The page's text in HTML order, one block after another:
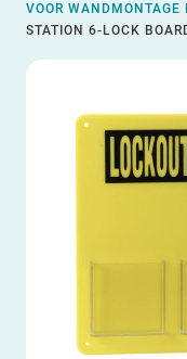
VOOR
STATION 6-LOCK